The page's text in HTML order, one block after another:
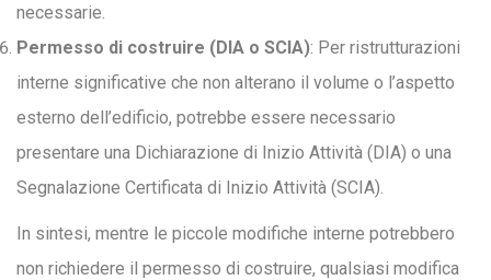
necessarie.
Permesso di costruire (DIA o SCIA): Per ristrutturazioni
interne significative che non alterano il volume o l’aspetto
esterno dell’edificio, potrebbe essere necessario
presentare una Dichiarazione di Inizio Attività (DIA) o una
Segnalazione Certificata di Inizio Attività (SCIA).
In sintesi, mentre le piccole modifiche interne potrebbero
non richiedere il permesso di costruire, qualsiasi modifica